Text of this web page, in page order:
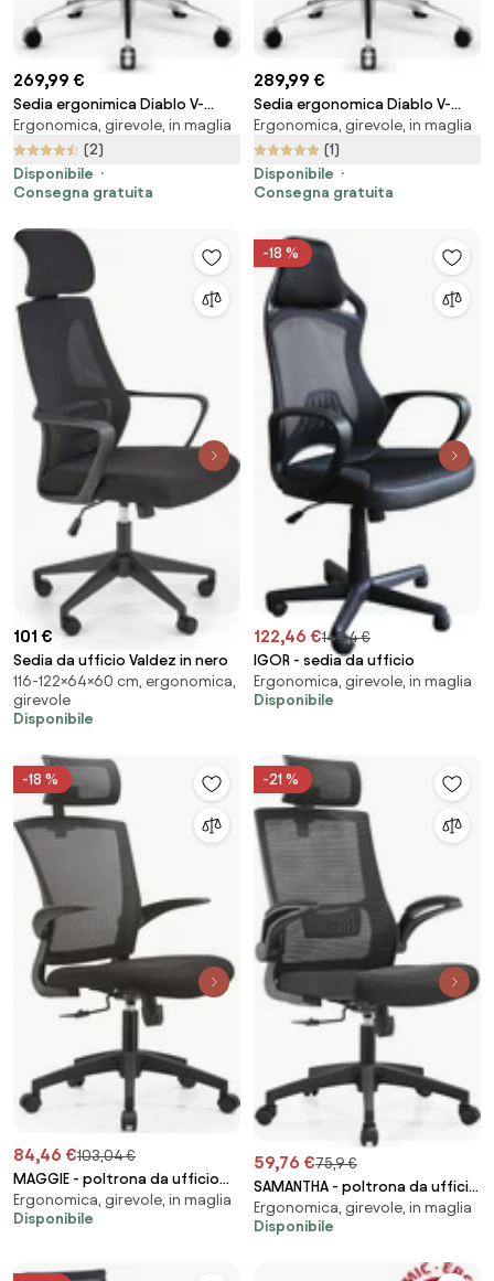
269,99 €
Sedia ergonimica Diablo V-
Basic: nero-grigio
Ergonomica, girevole, in maglia
(2)
Disponibile
Consegna gratuita
289,99 €
Sedia ergonomica Diablo V-
Basic: nero e verde
Ergonomica, girevole, in maglia
(1)
Disponibile
Consegna gratuita
101 €
Sedia da ufficio Valdez in nero
116-122×64×60 cm, ergonomica,
girevole
Disponibile
-18 %
122,46 €149,4 €
IGOR - sedia da ufficio
Ergonomica, girevole, in maglia
Disponibile
-18 %
84,46 €103,04 €
MAGGIE - poltrona da ufficio
con ruote
Ergonomica, girevole, in maglia
Disponibile
-21 %
59,76 €75,9 €
SAMANTHA - poltrona da ufficio
con ruote
Ergonomica, girevole, in maglia
Disponibile